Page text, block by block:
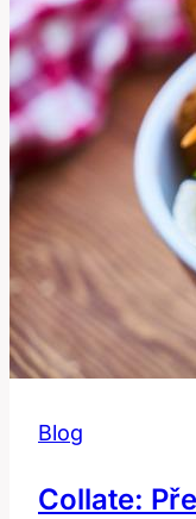
Blog
Collate: